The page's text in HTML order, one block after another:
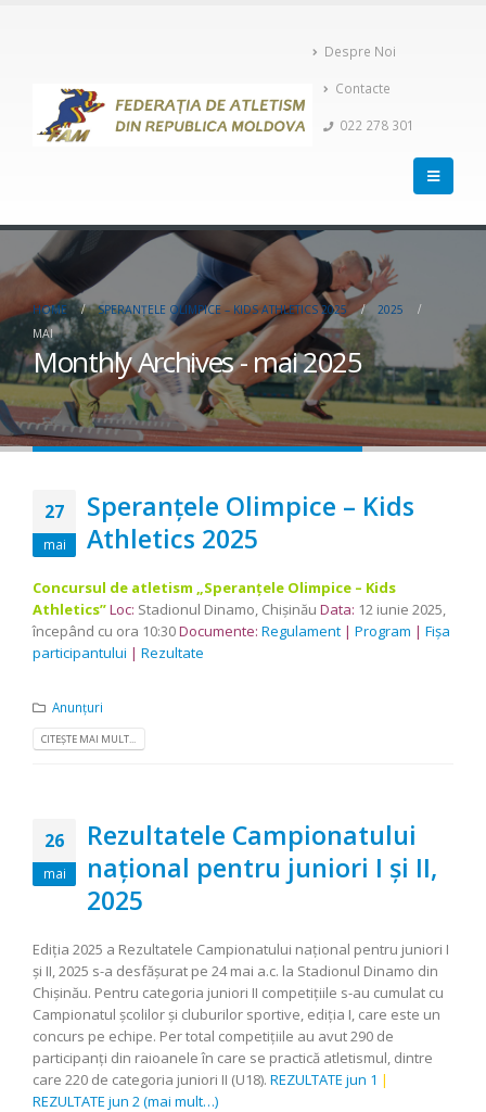
Despre Noi
Contacte
022 278 301
HOME SPERANȚELE OLIMPICE – KIDS ATHLETICS 2025
2025
MAI
Monthly Archives - mai 2025
27
mai
Speranțele Olimpice – Kids
Athletics 2025
Concursul de atletism „Speranțele Olimpice – Kids
Athletics”Loc: Stadionul Dinamo, Chişinău Data: 12 iunie 2025,
începând cu ora 10:30Documente: Regulament | Program | Fișa
participantului | Rezultate
Anunțuri
CITEȘTE MAI MULT...
26
mai
Rezultatele Campionatului
național pentru juniori I și II,
2025
Ediția 2025 a Rezultatele Campionatului național pentru juniori I
și II, 2025 s-a desfășurat pe 24 mai a.c. la Stadionul Dinamo din
Chișinău. Pentru categoria juniori II competițiile s-au cumulat cu
Campionatul școlilor și cluburilor sportive, ediția I, care este un
concurs pe echipe. Per total competițiile au avut 290 de
participanți din raioanele în care se practică atletismul, dintre
care 220 de categoria juniori II (U18). REZULTATE jun 1 |
REZULTATE jun 2(mai mult…)